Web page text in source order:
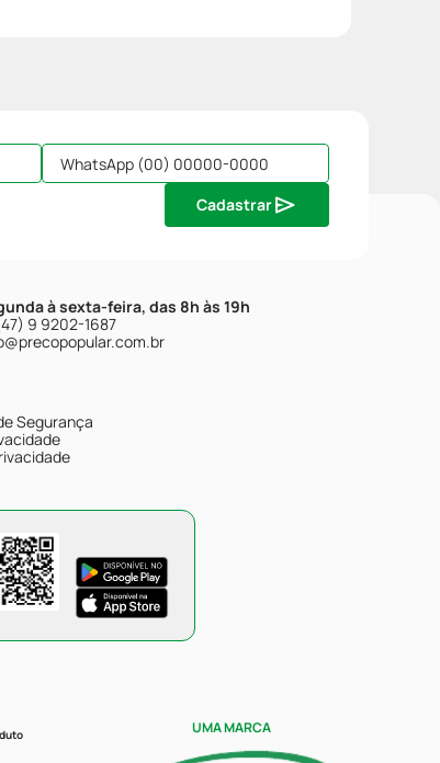
Cadastrar
à sexta-feira, das 8h às 19h
9 9202-1687
Segurança
UMA MARCA